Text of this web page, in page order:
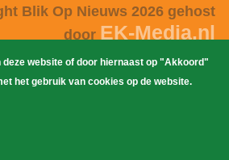
Blik Op Nieuws 2026 gehost
door EK-Media.nl
deze website of door hiernaast op "Akkoord"
het gebruik van cookies op de website.